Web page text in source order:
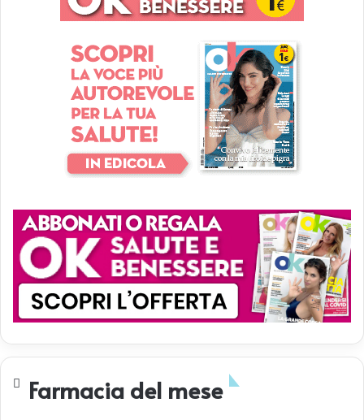
Farmacia del mese